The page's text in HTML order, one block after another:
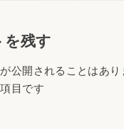
を残す
公開されることはあり
目です